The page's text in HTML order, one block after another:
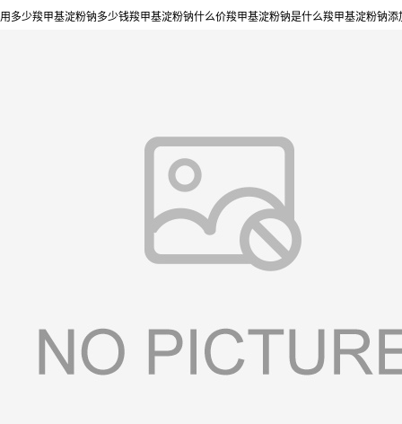
用多少羧甲基淀粉钠多少钱羧甲基淀粉钠什么价羧甲基淀粉钠是什么羧甲基淀粉钠